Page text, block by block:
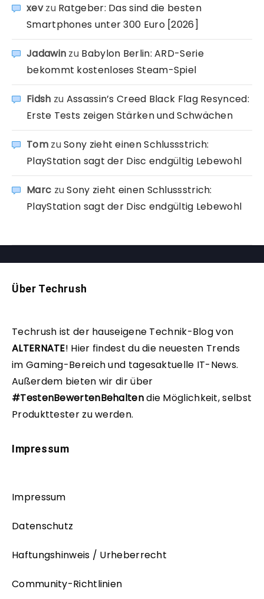
xevzu Ratgeber: Das sind die besten
Smartphones unter 300 Euro [2026]
Jadawin zu Babylon Berlin: ARD-Serie
bekommt kostenloses Steam-Spiel
Fidsh zu Assassin’s Creed Black Flag Resynced:
Erste Tests zeigen Stärken und Schwächen
TomzuSony zieht einen Schlussstrich:
PlayStation sagt der Disc endgültig Lebewohl
Marc zuSony zieht einen Schlussstrich:
PlayStation sagt der Disc endgültig Lebewohl
Über Techrush
Techrush ist der hauseigene Technik-Blog von
ALTERNATE! Hier findest du die neuesten Trends
im Gaming-Bereich und tagesaktuelle IT-News.
Außerdem bieten wir dir über
#TestenBewertenBehaltendie Möglichkeit, selbst
Produkttester zu werden.
Impressum
Impressum
Datenschutz
Haftungshinweis / Urheberrecht
Community-Richtlinien